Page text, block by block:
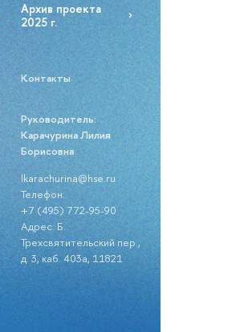
Архив проекта
2025 г.
Контакты
Руководитель:
Карачурина Лилия
Борисовна
lkarachurina@hse.ru
Телефон:
+7 (495) 772-95-90
Адрес: Б.
Трехсвятительский пер.,
д. 3, каб. 403а, 11821